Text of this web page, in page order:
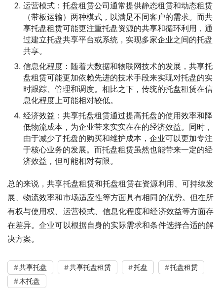
运营模式：托盘租赁公司通常提供静态租赁和动态租赁
（带板运输）两种模式，以满足不同客户的需求。而共
享托盘租赁可能更注重托盘资源的共享和循环利用，通
过建立托盘共享平台或系统，实现多家企业之间的托盘
共享。
信息化程度：随着大数据和物联网技术的发展，共享托
盘租赁可能更加依赖先进的技术手段来实现对托盘的实
时跟踪、管理和调度。相比之下，传统的托盘租赁在信
息化程度上可能相对较低。
经济效益：共享托盘租赁通过提高托盘的使用效率和降
低物流成本，为企业带来实实在在的经济效益。同时，
由于减少了托盘的购买和维护成本，企业可以更加专注
于核心业务的发展。而托盘租赁虽然也能带来一定的经
济效益，但可能相对有限。
总的来说，共享托盘租赁和托盘租赁在资源利用、可持续发
展、物流效率和市场适应性等方面具有相同的优势。但在所
有权与使用权、运营模式、信息化程度和经济效益等方面存
在差异。企业可以根据自身的实际需求和条件选择合适的解
决方案。
共享托盘 共享托盘租赁 托盘
托盘租赁
木托盘